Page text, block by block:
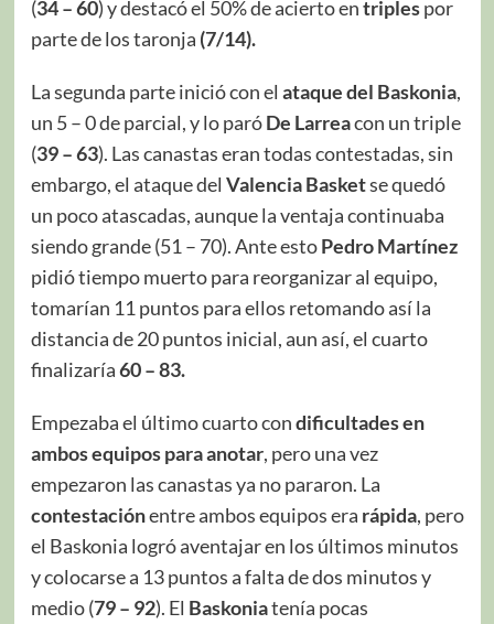
(34 – 60) y destacó el 50% de acierto entriplespor
parte de los taronja (7/14).
La segunda parte inició con el ataque del Baskonia,
un 5 – 0 de parcial, y lo paróDe Larreacon un triple
(39 – 63). Las canastas eran todas contestadas, sin
embargo, el ataque del Valencia Basketse quedó
un poco atascadas, aunque la ventaja continuaba
siendo grande (51 – 70). Ante estoPedro Martínez
pidió tiempo muerto para reorganizar al equipo,
tomarían 11 puntos para ellos retomando así la
distancia de 20 puntos inicial, aun así, el cuarto
finalizaría60 – 83.
Empezaba el último cuarto condificultades en
ambos equipos para anotar, pero una vez
empezaron las canastas ya no pararon. La
contestaciónentre ambos equipos era rápida, pero
el Baskonia logró aventajar en los últimos minutos
y colocarse a 13 puntos a falta de dos minutos y
medio (79 – 92). El Baskoniatenía pocas